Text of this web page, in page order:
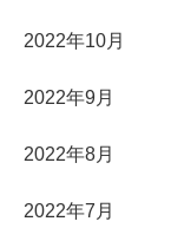
2022年10月
2022年9月
2022年8月
2022年7月